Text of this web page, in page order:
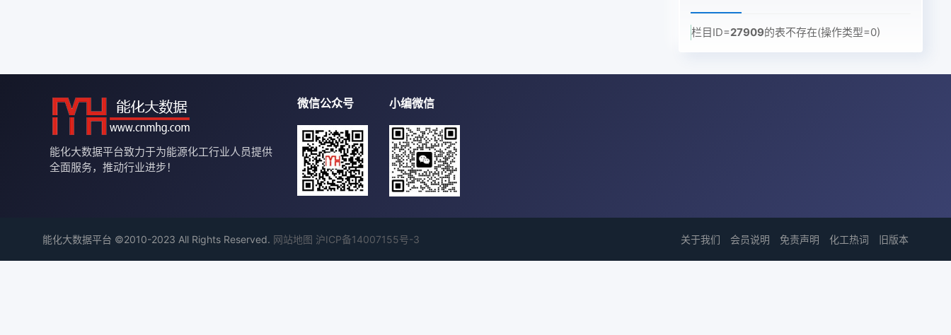
栏目ID=27909的表不存在(操作类型=0)
能化大数据平台致力于为能源化工行业人员提供
全面服务，推动行业进步！
微信公众号 小编微信
能化大数据平台 ©2010-2023 All Rights Reserved. 网站地图 沪ICP备14007155号-3 关于我们 会员说明 免责声明 化工热词 旧版本